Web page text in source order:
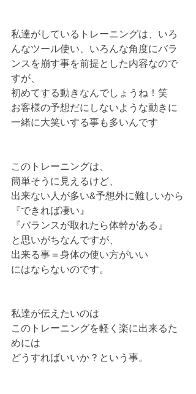
私達がしているトレーニングは、いろ
んなツール使い、いろんな角度にバラ
ンスを崩す事を前提とした内容なので
すが、
初めてする動きなんでしょうね！笑
お客様の予想だにしないような動きに
一緒に大笑いする事も多いんです
このトレーニングは、
簡単そうに見えるけど、
出来ない人が多い&予想外に難しいから
『できれば凄い』
『バランスが取れたら体幹がある』
と思いがちなんですが、
出来る事＝身体の使い方がいい
にはならないのです。
私達が伝えたいのは
このトレーニングを軽く楽に出来るた
めには
どうすればいいか？という事。